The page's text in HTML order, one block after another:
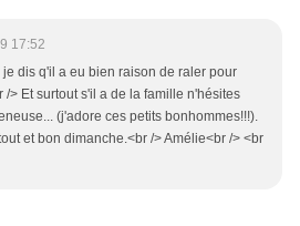
17:52
je dis q'il a eu bien raison de raler pour
/> Et surtout s'il a de la famille n'hésites
(j'adore ces petits bonhommes!!!).
et bon dimanche.<br /> Amélie<br /> <br